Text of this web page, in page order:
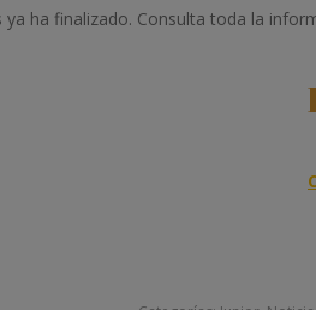
ha finalizado. Consulta toda la